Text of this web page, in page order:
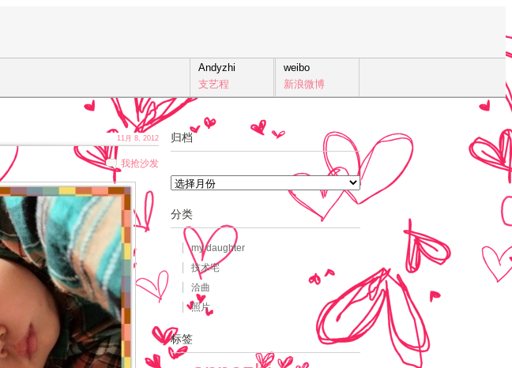
weibo
新浪微博
Andyzhi
支艺程
我抢沙发
11月 8, 2012 归档
档
分类
my daughter
技术宅
洽曲
照片
标签